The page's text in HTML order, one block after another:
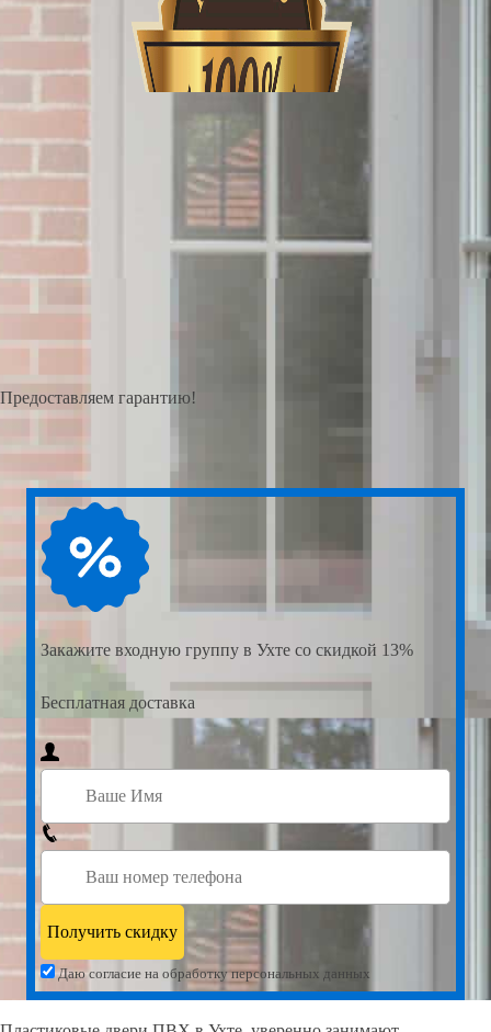
Предоставляем гарантию!
Закажите входную группу в Ухте со скидкой 13%
Бесплатная доставка
Даю согласие на обработку персональных данных